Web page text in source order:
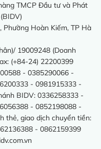
TMCP Đầu tư và Phát
Phường Hoàn Kiếm, TP Hà
19009248 (Doanh
(+84-24) 22200399
- 0385290066 -
- 0981915333 -
BIDV: 0336258333 -
- 0852198088 -
thẻ, giao dịch chuyển tiền:
- 0862159399